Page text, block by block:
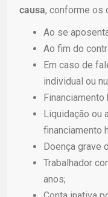
causa, conforme os
Ao se
Ao fim do
Em caso de
individual ou
Financiamento
Liquidação ou
financiamento
Doença grave
Trabalhador
anos;